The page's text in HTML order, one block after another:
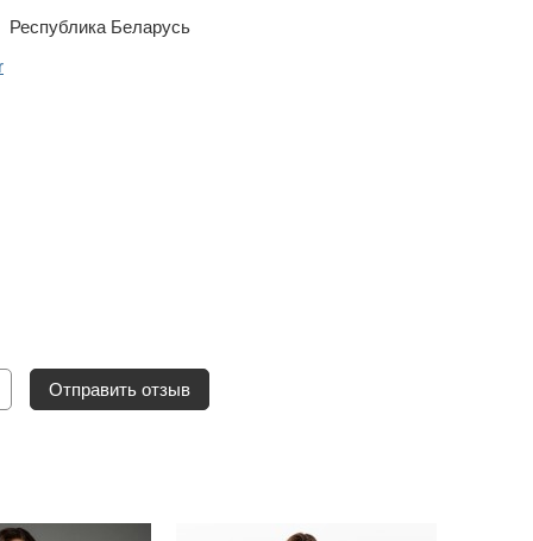
Республика Беларусь
Отправить отзыв